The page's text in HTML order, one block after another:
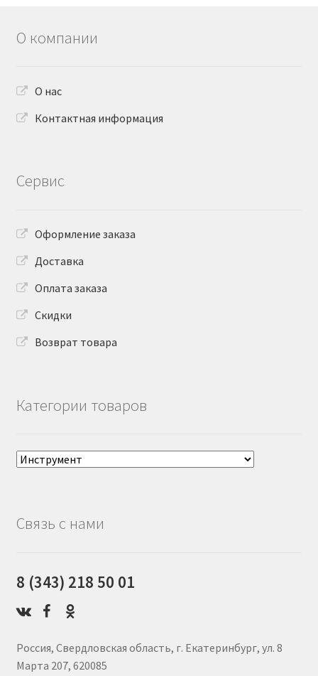
О компании
О нас
Контактная информация
Сервис
Оформление заказа
Доставка
Оплата заказа
Скидки
Возврат товара
Категории товаров
Связь с нами
8 (343) 218 50 01
Россия, Свердловская область, г. Екатеринбург, ул. 8
Марта 207, 620085